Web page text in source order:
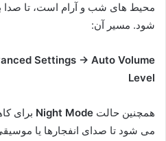
محیط های شب و آرام است، تا صدا
شود. مسیر آن:
Settings → Auto Volume
Level
همچنین حالت Night Mode برای
می شود تا صدای انفجارها یا